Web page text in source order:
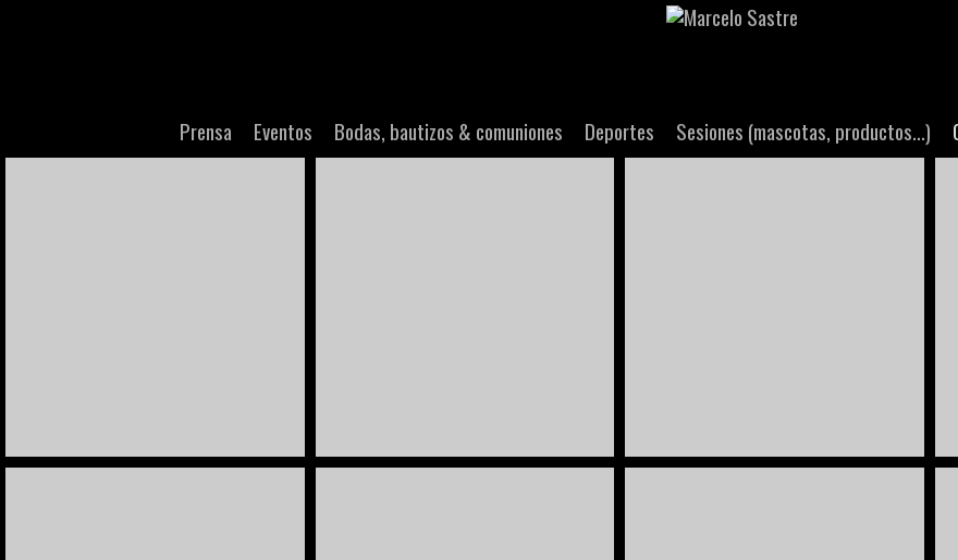
Prensa Eventos Bodas, bautizos & comuniones Deportes Sesiones (mascotas, productos...)